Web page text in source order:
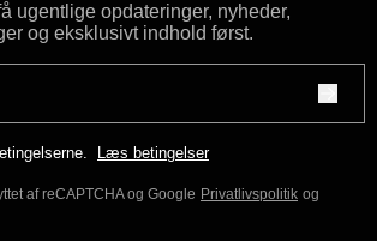
ugentlige opdateringer, nyheder,
og eksklusivt indhold først.
Læs betingelser
af reCAPTCHA og Google Privatlivspolitik og